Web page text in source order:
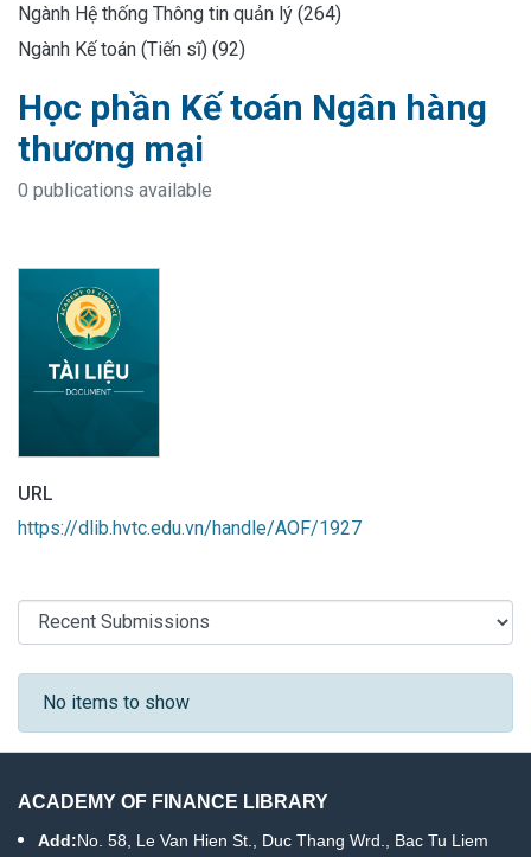
Ngành Hệ thống Thông tin quản lý (264)
Ngành Kế toán (Tiến sĩ) (92)
Học phần Kế toán Ngân hàng
thương mại
0 publications available
URL
https://dlib.hvtc.edu.vn/handle/AOF/1927
Recent Submissions
No items to show
ACADEMY OF FINANCE LIBRARY
Add:No. 58, Le Van Hien St., Duc Thang Wrd., Bac Tu Liem